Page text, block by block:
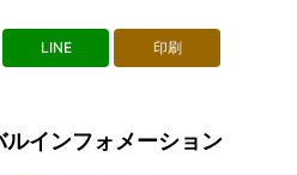
LINE 印刷
インフォメーション